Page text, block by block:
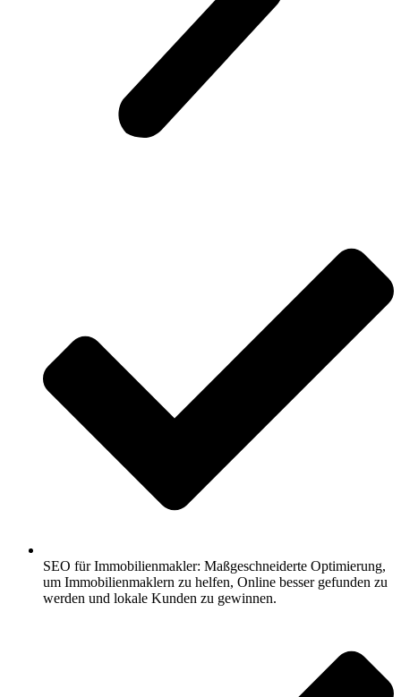
SEO für Immobilienmakler: Maßgeschneiderte Optimierung,
um Immobilienmaklern zu helfen, Online besser gefunden zu
werden und lokale Kunden zu gewinnen.